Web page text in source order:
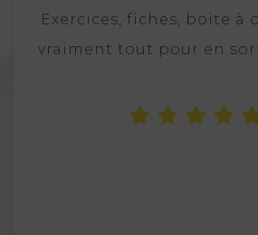
Exercices, fiches, boite à
vraiment tout pour en